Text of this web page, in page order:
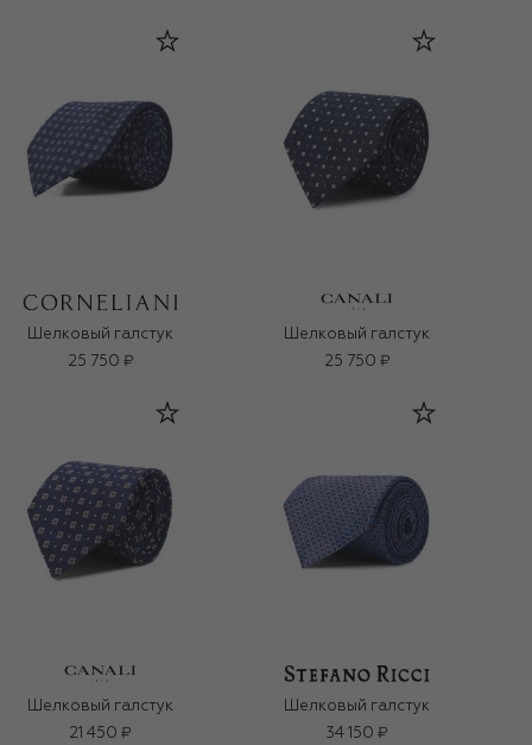
Шелковый галстук
25 750 ₽
Шелковый галстук
25 750 ₽
Шелковый галстук
21 450 ₽
Шелковый галстук
34 150 ₽